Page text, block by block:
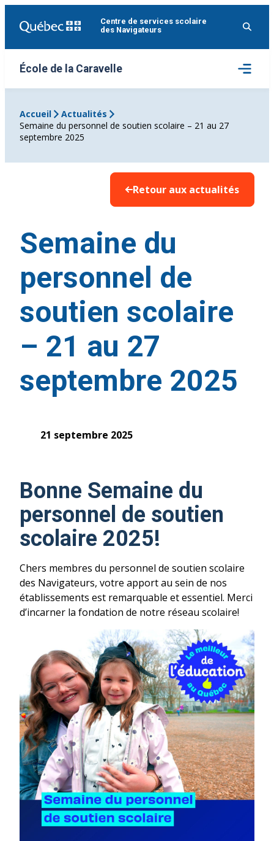
Centre de services scolaire
des Navigateurs
École de la Caravelle
Ouvrir
le
menu
Accueil
Actualités
Semaine du personnel de soutien scolaire – 21 au 27
septembre 2025
Retour aux actualités
Semaine du
personnel de
soutien scolaire
– 21 au 27
septembre 2025
21 septembre 2025
Bonne Semaine du
personnel de soutien
scolaire 2025!
Chers membres du personnel de soutien scolaire
des Navigateurs, votre apport au sein de nos
établissements est remarquable et essentiel. Merci
d’incarner la fondation de notre réseau scolaire!